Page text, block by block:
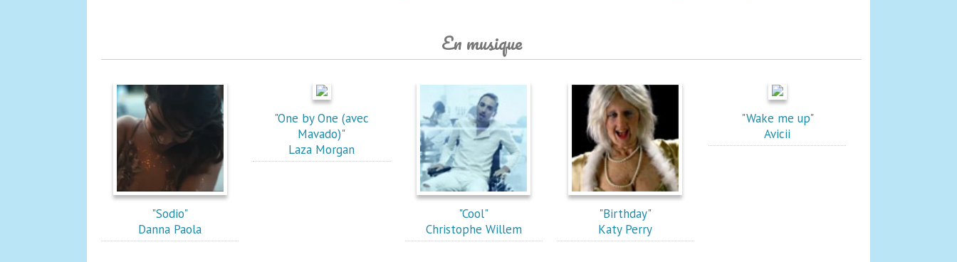
En musique
"Sodio"
Danna Paola
"One by One (avec
Mavado)"
Laza Morgan
"Cool"
Christophe Willem
"Birthday"
Katy Perry
"Wake me up"
Avicii